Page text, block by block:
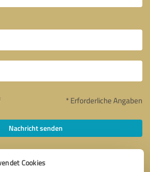
Cookies
* Erforderliche Angaben
Nachricht senden